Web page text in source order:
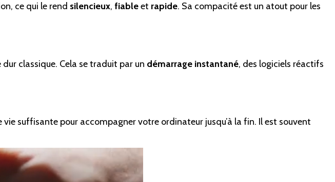
ce qui le rend silencieux, fiableet rapide. Sa compacité est un atout pour les
classique. Cela se traduit par un démarrage instantané, des logiciels réactifs
vie suffisante pour accompagner votre ordinateur jusqu’à la fin. Il est souvent